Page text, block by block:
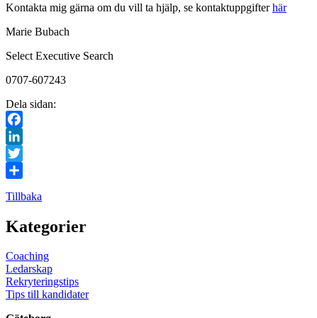
Kontakta mig gärna om du vill ta hjälp, se kontaktuppgifterhär
Marie Bubach
Select Executive Search
0707-607243
Dela sidan:
Facebook
LinkedIn
Twitter
Tillbaka
Kategorier
Coaching
Ledarskap
Rekryteringstips
Tips till kandidater